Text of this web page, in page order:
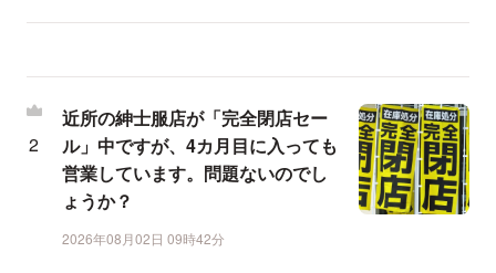
近所の紳士服店が「完全閉店セー
ル」中ですが、4カ月目に入っても
営業しています。問題ないのでし
ょうか？
2026年08月02日 09時42分